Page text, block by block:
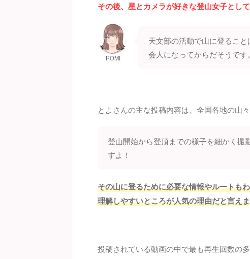
その後、星とカメラが好きな登山女子とし
ROMI
天文部の活動で山に登るこ
会人になってからだそうです。
とよさんの主な投稿内容は、全国各地の山
登山開始から登頂までの様子を細かく撮
すよ！
その山に登るために必要な情報やルートも
理解しやすいところが人気の理由だと言え
投稿されている動画の中で最も再生回数の